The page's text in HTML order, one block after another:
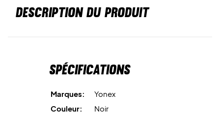
DESCRIPTION DU PRODUIT
Spécifications
Marques:
Yonex
Couleur:
Noir